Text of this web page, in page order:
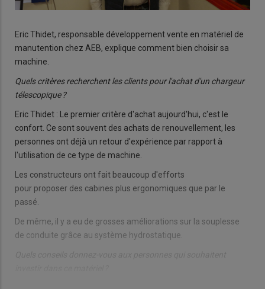
Eric Thidet, responsable développement vente en matériel de
manutention chez AEB, explique comment bien choisir sa
machine.
Quels critères recherchent les clients pour l'achat d'un chargeur
télescopique ?
Eric Thidet : Le premier critère d'achat aujourd'hui, c'est le
confort. Ce sont souvent des achats de renouvellement, les
personnes ont déjà un retour d'expérience par rapport à
l'utilisation de ce type de machine.
Les constructeurs ont fait beaucoup d'efforts
pour proposer des cabines plus ergonomiques que par le
passé.
De même, il y a eu de grosses améliorations sur la souplesse
de conduite grâce au système hydrostatique.